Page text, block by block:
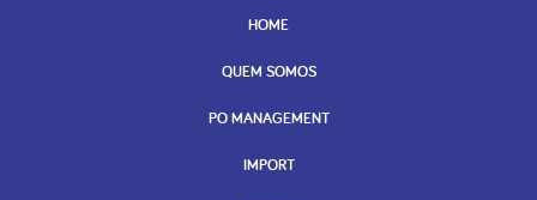
HOME
QUEM SOMOS
PO MANAGEMENT
IMPORT